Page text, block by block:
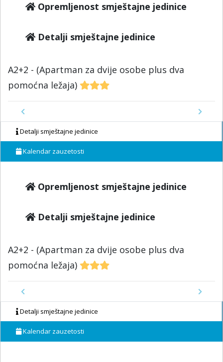
Opremljenost smještajne jedinice
Detalji smještajne jedinice
A2+2 - (Apartman za dvije osobe plus dva
pomoćna ležaja)
Previous
Next
Detalji smještajne jedinice
Kalendar zauzetosti
Opremljenost smještajne jedinice
Detalji smještajne jedinice
A2+2 - (Apartman za dvije osobe plus dva
pomoćna ležaja)
Previous
Next
Detalji smještajne jedinice
Kalendar zauzetosti